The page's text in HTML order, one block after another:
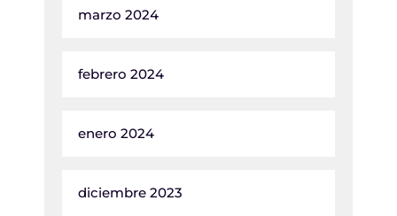
marzo 2024
febrero 2024
enero 2024
diciembre 2023